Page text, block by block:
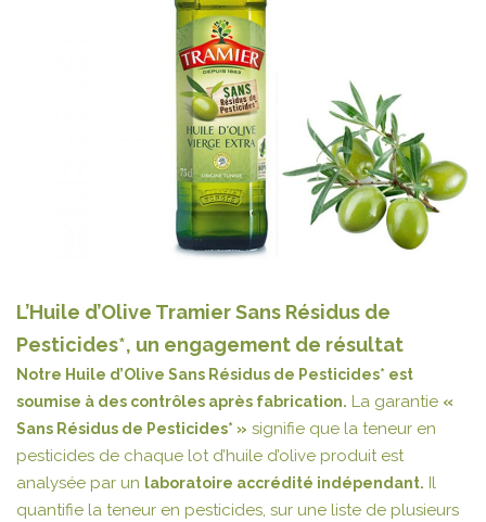
L’Huile d’Olive Tramier Sans Résidus de
Pesticides*, un engagement de résultat
Notre Huile d’Olive Sans Résidus de Pesticides* est
soumise à des contrôles après fabrication. La garantie «
Sans Résidus de Pesticides* » signifie que la teneur en
pesticides de chaque lot d’huile d’olive produit est
analysée par un laboratoire accrédité indépendant. Il
quantifie la teneur en pesticides, sur une liste de plusieurs